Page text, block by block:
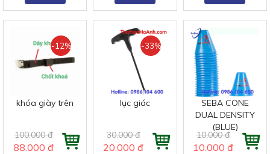
-12%
khóa giày trên
100.000 đ
88.000 đ
-33%
lục giác
30.000 đ
20.000 đ
SEBA CONE
DUAL DENSITY
(BLUE)
10.000 đ
10.000 đ